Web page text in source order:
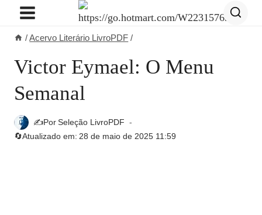
Pular
/Acervo Literário LivroPDF /
Victor Eymael: O Menu
Semanal
✍️PorSeleção LivroPDF
🔄Atualizado em: 28 de maio de 2025 11:59